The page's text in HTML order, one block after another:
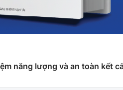
năng lượng và an toàn kết